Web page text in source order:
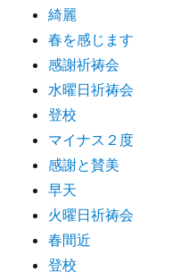
綺麗
春を感じます
感謝祈祷会
水曜日祈祷会
登校
マイナス２度
感謝と賛美
早天
火曜日祈祷会
春間近
登校